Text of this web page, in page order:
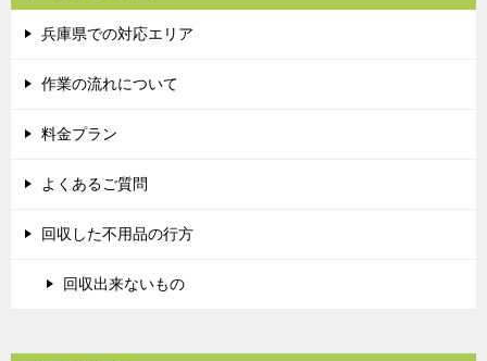
兵庫県での対応エリア
作業の流れについて
料金プラン
よくあるご質問
回収した不用品の行方
回収出来ないもの